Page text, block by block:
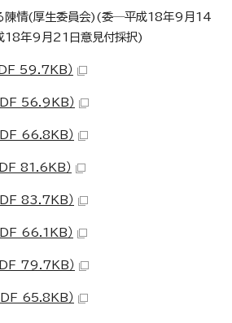
陳情(厚生委員会)(委─平成18年9月14
18年9月21日意見付採択)
59.7KB）
56.9KB）
66.8KB）
81.6KB）
83.7KB）
66.1KB）
79.7KB）
65.8KB）